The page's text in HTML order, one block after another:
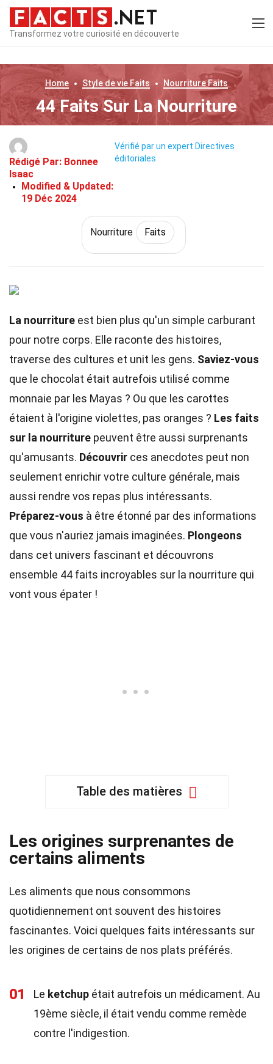
Transformez votre curiosité en découverte
Home Style de vie Faits NourritureFaits
44 Faits Sur La Nourriture
Rédigé Par: Bonnee
Isaac
Modified & Updated:
19 Déc 2024
Vérifié par un expert Directives
éditoriales
Nourriture Faits
La nourriture est bien plus qu'un simple carburant
pour notre corps. Elle raconte des histoires,
traverse des cultures et unit les gens. Saviez-vous
que le chocolat était autrefois utilisé comme
monnaie par les Mayas ? Ou que les carottes
étaient à l'origine violettes, pas oranges ? Les faits
sur la nourriture peuvent être aussi surprenants
qu'amusants. Découvrir ces anecdotes peut non
seulement enrichir votre culture générale, mais
aussi rendre vos repas plus intéressants.
Préparez-vous à être étonné par des informations
que vous n'auriez jamais imaginées. Plongeons
dans cet univers fascinant et découvrons
ensemble 44 faits incroyables sur la nourriture qui
vont vous épater !
Table des matières
Les origines surprenantes de
certains aliments
Les aliments que nous consommons
quotidiennement ont souvent des histoires
fascinantes. Voici quelques faits intéressants sur
les origines de certains de nos plats préférés.
01 Le ketchup était autrefois un médicament. Au
19ème siècle, il était vendu comme remède
contre l'indigestion.